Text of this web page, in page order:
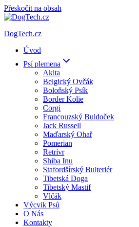
Přeskočit na obsah
DogTech.cz
Úvod
Psí plemena
Akita
Belgický Ovčák
Boloňský Psík
Border Kolie
Corgi
Francouzský Buldoček
Jack Russell
Maďarský Ohař
Pomerian
Retrívr
Shiba Inu
Stafordšírský Bulteriér
Tibetská Doga
Tibetský Mastif
Vlčák
Výcvik Psů
O Nás
Kontakty